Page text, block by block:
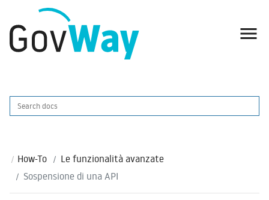

How-To
Le funzionalità avanzate
Sospensione di una API